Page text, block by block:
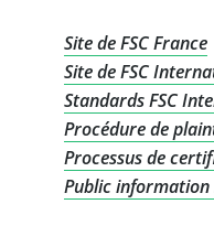
Site de FSC France
Site de FSC
Standards FSC
Procédure de
Processus de
Public information